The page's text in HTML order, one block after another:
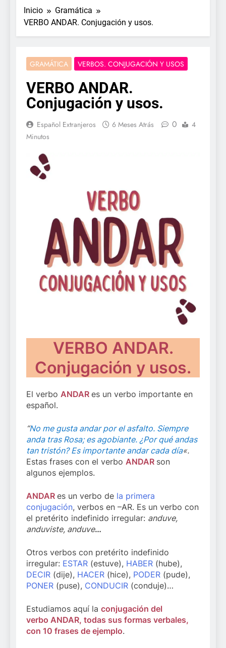
Inicio
Gramática
VERBO ANDAR. Conjugación y usos.
GRAMÁTICA VERBOS. CONJUGACIÓN Y USOS
VERBO ANDAR.
Conjugación y usos.
Español Extranjeros 6 Meses Atrás 0
4
Minutos
VERBO ANDAR.
Conjugación y usos.
El verbo ANDAR es un verbo importante en
español.
“No me gusta andar por el asfalto. Siempre
anda tras Rosa; es agobiante. ¿Por qué andas
tan tristón? Es importante andar cada día«.
Estas frases con el verbo ANDAR son
algunos ejemplos.
ANDAR es un verbo de la primera
conjugación, verbos en –AR. Es un verbo con
el pretérito indefinido irregular: anduve,
anduviste, anduve…
Otros verbos con pretérito indefinido
irregular: ESTAR (estuve), HABER (hube),
DECIR (dije), HACER (hice), PODER (pude),
PONER (puse), CONDUCIR (conduje)…
Estudiamos aquí la conjugación del
verbo ANDAR, todas sus formas verbales,
con 10 frases de ejemplo.